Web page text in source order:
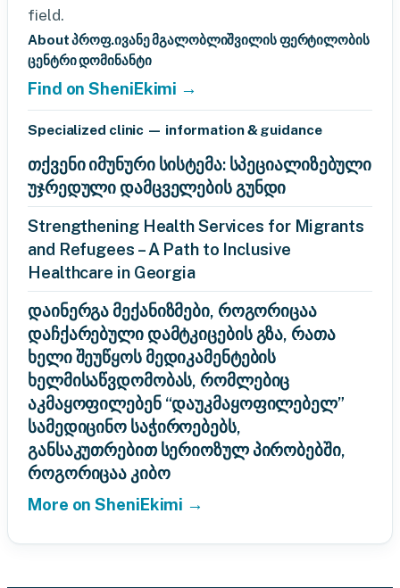
field.
About პროფ.ივანე მგალობლიშვილის ფერტილობის
ცენტრი დომინანტი
Find on SheniEkimi →
Specialized clinic — information & guidance
თქვენი იმუნური სისტემა: სპეციალიზებული
უჯრედული დამცველების გუნდი
Strengthening Health Services for Migrants
and Refugees – A Path to Inclusive
Healthcare in Georgia
დაინერგა მექანიზმები, როგორიცაა
დაჩქარებული დამტკიცების გზა, რათა
ხელი შეუწყოს მედიკამენტების
ხელმისაწვდომობას, რომლებიც
აკმაყოფილებენ “დაუკმაყოფილებელ”
სამედიცინო საჭიროებებს,
განსაკუთრებით სერიოზულ პირობებში,
როგორიცაა კიბო
More on SheniEkimi →